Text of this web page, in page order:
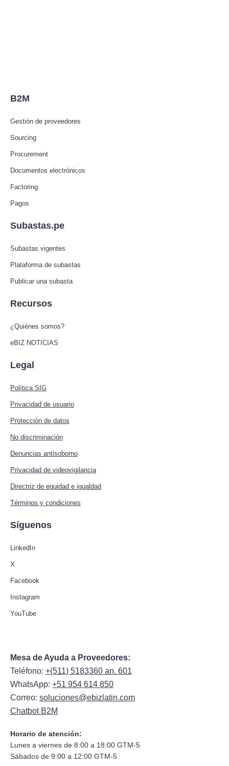
B2M
Gestión de proveedores
Sourcing
Procurement
Documentos electrónicos
Factoring
Pagos
Subastas.pe
Subastas vigentes
Plataforma de subastas
Publicar una subasta
Recursos
¿Quiénes somos?
eBIZ NOTICIAS
Legal
Política SIG
Privacidad de usuario
Protección de datos
No discriminación
Denuncias antisoborno
Privacidad de videovigilancia
Directriz de equidad e igualdad
Términos y condiciones
Síguenos
LinkedIn
X
Facebook
Instagram
YouTube
Mesa de Ayuda a Proveedores:
Teléfono: +(511) 5183360 an. 601
WhatsApp: +51 954 614 850
Correo: soluciones@ebizlatin.com
Chatbot B2M
Horario de atención:
Lunes a viernes de 8:00 a 18:00 GTM-5
Sábados de 9:00 a 12:00 GTM-5